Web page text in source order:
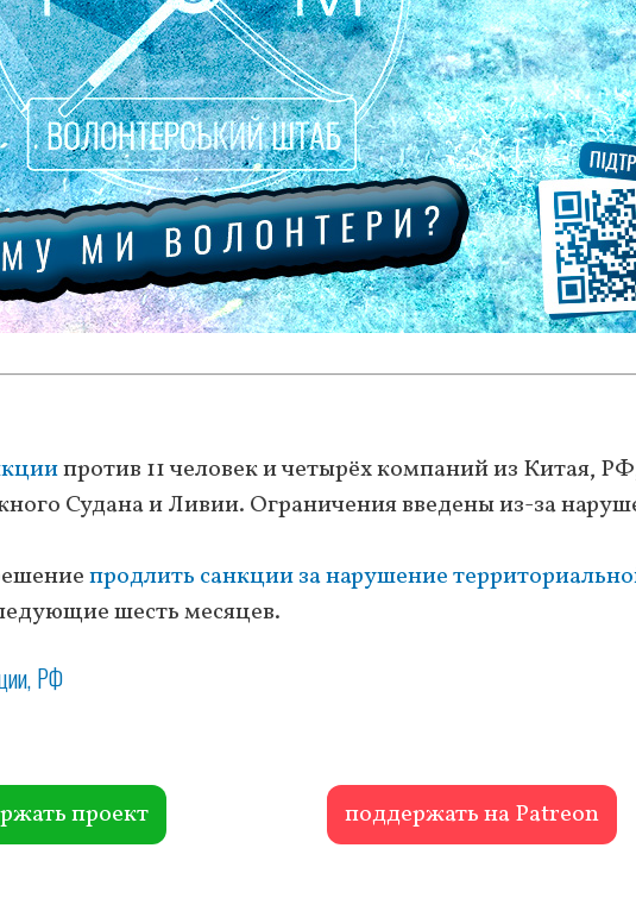
против 11 человек и четырёх компаний из Китая,
Судана и Ливии. Ограничения введены из-за
продлить санкции за нарушение
шесть месяцев.
РФ
проект поддержать на Patreon